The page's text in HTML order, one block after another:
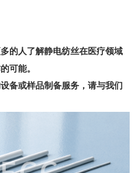
的人了解静电纺丝在医疗领域
可能。
备或样品制备服务，请与我们